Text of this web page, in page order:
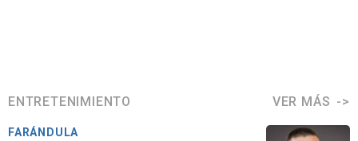
ENTRETENIMIENTO VER MÁS
FARÁNDULA